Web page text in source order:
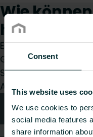
Consent
This website uses
We use cookies to
social media features
share information
Wie
helfen?
Egal, ob Sie
Großhändler oder
Sie eine Wahl und
Anliegen.
Technische